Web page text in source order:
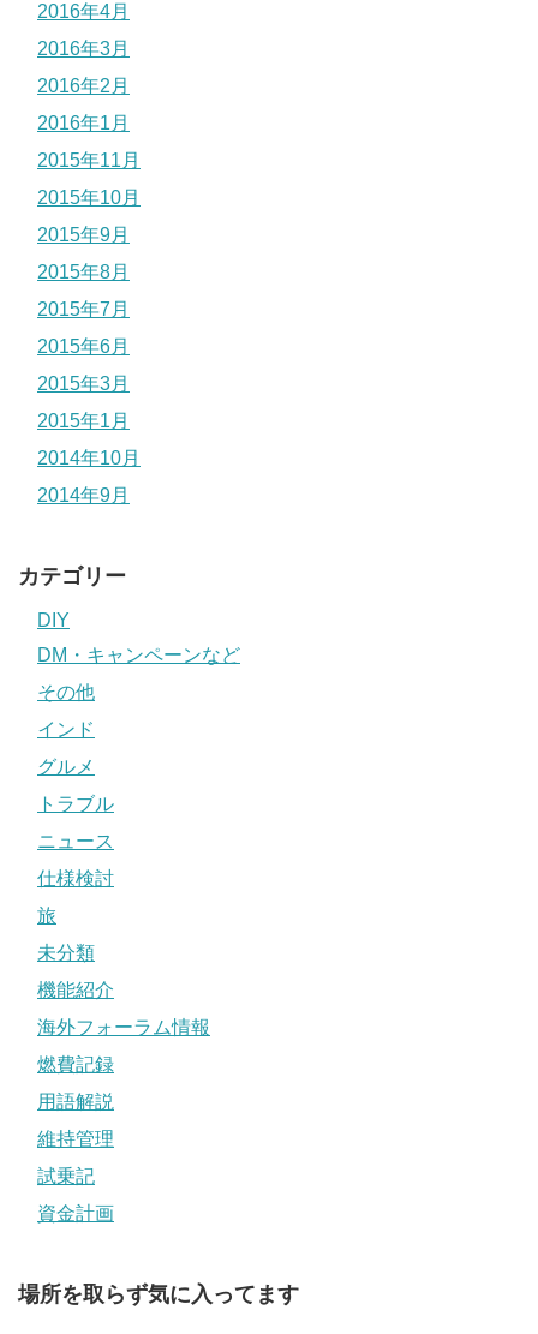
2016年4月
2016年3月
2016年2月
2016年1月
2015年11月
2015年10月
2015年9月
2015年8月
2015年7月
2015年6月
2015年3月
2015年1月
2014年10月
2014年9月
カテゴリー
DIY
DM・キャンペーンなど
その他
インド
グルメ
トラブル
ニュース
仕様検討
旅
未分類
機能紹介
海外フォーラム情報
燃費記録
用語解説
維持管理
試乗記
資金計画
場所を取らず気に入ってます